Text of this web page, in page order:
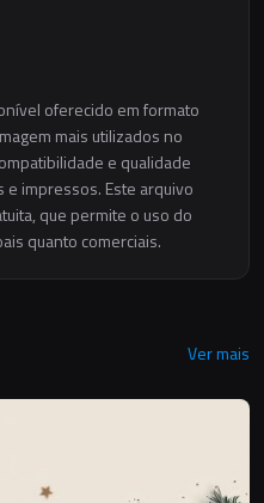
oferecido em formato
mais utilizados no
e qualidade
impressos. Este arquivo
que permite o uso do
quanto comerciais.
Ver mais